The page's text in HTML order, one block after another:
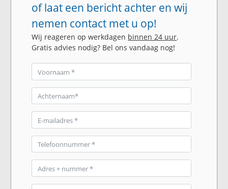
of laat een bericht achter en wij
nemen contact met u op!
Wij reageren op werkdagen binnen 24 uur.
Gratis advies nodig? Bel ons vandaag nog!